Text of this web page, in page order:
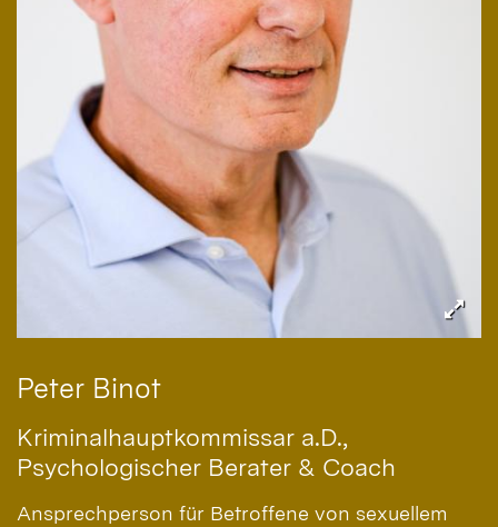
Peter Binot
Kriminalhauptkommissar a.D.,
Psychologischer Berater & Coach
Ansprechperson für Betroffene von sexuellem